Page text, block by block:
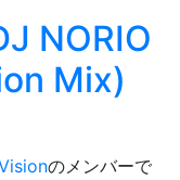
NORIO
Mix)
のメンバーで